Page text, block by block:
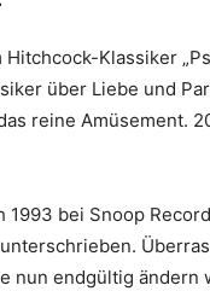
Klassiker
über Liebe und
reine Amüsement.
1993 bei Snoop
nun endgültig ändern